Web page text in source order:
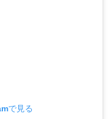
で見る